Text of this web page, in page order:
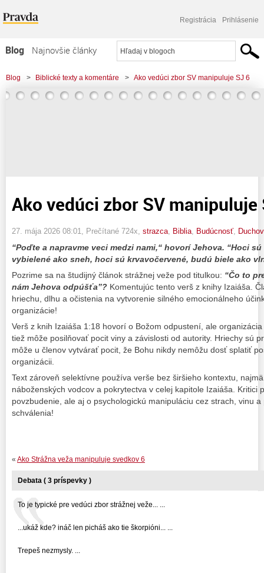
Registrácia Prihlásenie
Blog
Najnovšie články
Najčítanejšie články
Najkomentovanejšie články
Blog > Biblické texty a komentáre > Ako vedúci zbor SV manipuluje SJ 6
Ako vedúci zbor SV manipuluje
27. mája 2026 08:01 , Prečítané 724x, strazca Biblia Budúcnosť
“Poďte a napravme veci medzi nami,“ hovorí Jehova. “Hoci
vybielené ako sneh, hoci sú krvavočervené, budú biele ako
Pozrime sa na študijný článok strážnej veže pod titulkou: “Čo to
nám Jehova odpúšťa”? Komentujúc tento verš z knihy Izaiáša.
hriechu, dlhu a očistenia na vytvorenie silného emocionálneho
organizácie!
Verš z knih Izaiáša 1:18 hovorí o Božom odpustení, ale
tiež môže posilňovať pocit viny a závislosti od autority. Hriechy sú
môže u členov vytvárať pocit, že Bohu nikdy nemôžu dosť splatiť
organizácii.
Text zároveň selektívne používa verše bez širšieho kontextu,
náboženských vodcov a pokrytectva v celej kapitole Izaiáša. Kritici
povzbudenie, ale aj o psychologickú manipuláciu cez strach, vinu
schválenia!
« Ako Strážna veža manipuluje svedkov 6
Debata ( 3 príspevky )
To je typické pre vedúci zbor strážnej veže... ...
...ukáž kde? ináč len picháš ako tie škorpióni... ...
Trepeš nezmysly. ...